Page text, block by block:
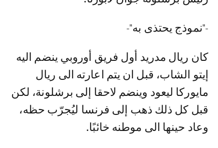
-"نموذج يحتذى به"-
كان ريال مدريد أول فريق أوروبي ينضم اليه
إيتو الشاب، قبل ان يتم اعارته الى ريال
مايوركا ليعود وينضم لاحقا إلى برشلونة، لكن
قبل كل ذلك ذهب إلى فرنسا ليُجرّب حظه،
وعاد حينها الى موطنه خائبًا.